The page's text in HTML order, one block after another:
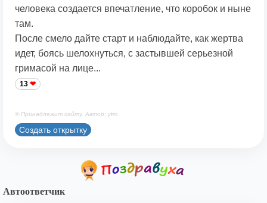
человека создается впечатление, что коробок и ныне
там.
После смело дайте старт и наблюдайте, как жертва
идет, боясь шелохнуться, с застывшей серьезной
гримасой на лице...
13
© Принадлежит сайту. Автор: ytro
Создать открытку
Автоответчик